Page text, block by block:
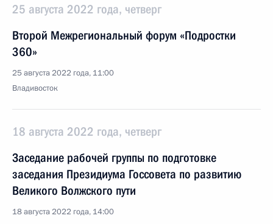
25 августа 2022 года, четверг
Второй Межрегиональный форум «Подростки
360»
25 августа 2022 года, 11:00
Владивосток
18 августа 2022 года, четверг
Заседание рабочей группы по подготовке
заседания Президиума Госсовета по развитию
Великого Волжского пути
18 августа 2022 года, 14:00